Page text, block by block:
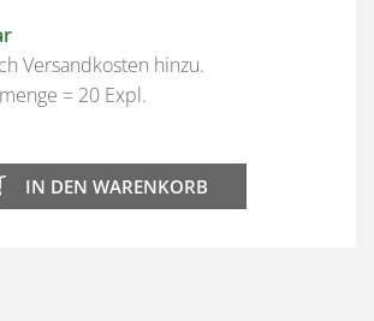
Versandkosten hinzu.
= 20 Expl.